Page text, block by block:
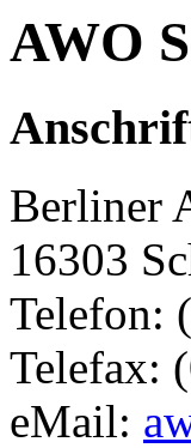
AWO
Berliner
16303
Telefon:
Telefax:
eMail: